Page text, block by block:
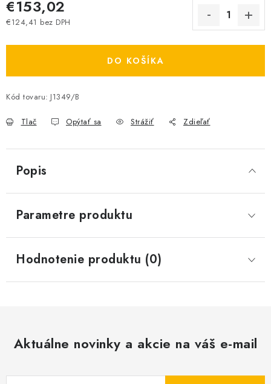
€153,02
€124,41 bez DPH
DO KOŠÍKA
Kód tovaru: J1349/B
Tlač Opýtať sa Strážiť Zdieľať
Popis
Parametre produktu
Hodnotenie produktu (0)
Aktuálne novinky a akcie na váš e-mail